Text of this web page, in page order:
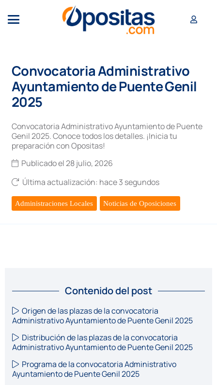
Convocatoria Administrativo
Ayuntamiento de Puente Genil
2025
Convocatoria Administrativo Ayuntamiento de Puente
Genil 2025. Conoce todos los detalles. ¡Inicia tu
preparación con Opositas!
Publicado el28 julio, 2026
Última actualización: hace 3 segundos
Administraciones Locales Noticias de Oposiciones
Contenido del post
Origen de las plazas de la convocatoria
Administrativo Ayuntamiento de Puente Genil 2025
Distribución de las plazas de la convocatoria
Administrativo Ayuntamiento de Puente Genil 2025
Programa de la convocatoria Administrativo
Ayuntamiento de Puente Genil 2025